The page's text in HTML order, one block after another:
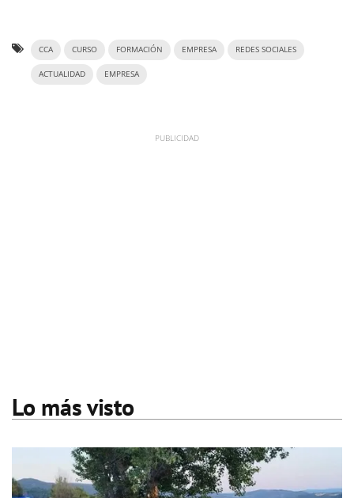
CCA CURSO FORMACIÓN EMPRESA REDES SOCIALES
ACTUALIDAD EMPRESA
Lo más visto